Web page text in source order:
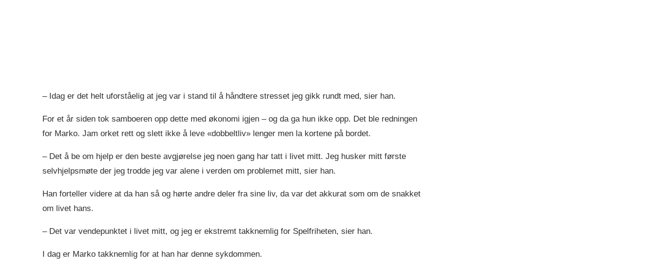
– Idag er det helt uforståelig at jeg var i stand til å håndtere stresset jeg gikk rundt med, sier han.
For et år siden tok samboeren opp dette med økonomi igjen – og da ga hun ikke opp. Det ble redningen
for Marko. Jam orket rett og slett ikke å leve «dobbeltliv» lenger men la kortene på bordet.
– Det å be om hjelp er den beste avgjørelse jeg noen gang har tatt i livet mitt. Jeg husker mitt første
selvhjelpsmøte der jeg trodde jeg var alene i verden om problemet mitt, sier han.
Han forteller videre at da han så og hørte andre deler fra sine liv, da var det akkurat som om de snakket
om livet hans.
– Det var vendepunktet i livet mitt, og jeg er ekstremt takknemlig for Spelfriheten, sier han.
I dag er Marko takknemlig for at han har denne sykdommen.